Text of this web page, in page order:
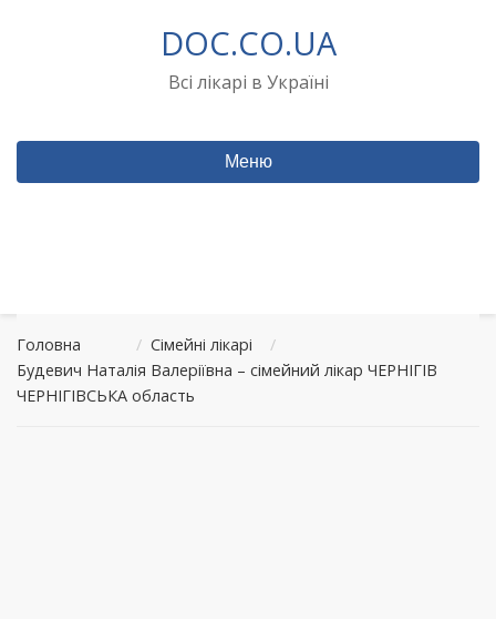
DOC.CO.UA
Всі лікарі в Україні
Меню
Головна / Сімейні лікарі
/
Будевич Наталія Валеріївна – сімейний лікар ЧЕРНІГІВ
ЧЕРНІГІВСЬКА область